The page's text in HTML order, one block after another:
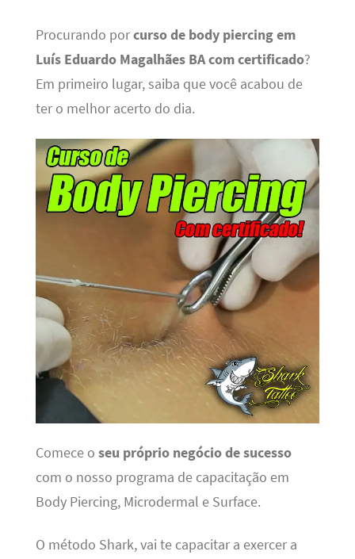
Procurando porcurso de body piercing em
Luís Eduardo Magalhães BA com certificado?
Em primeiro lugar, saiba que você acabou de
ter o melhor acerto do dia.
Comece o seu próprio negócio de sucesso
com o nosso programa de capacitação em
Body Piercing, Microdermal e Surface.
O método Shark, vai te capacitar a exercer a